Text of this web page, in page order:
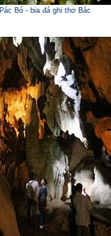
Bó - bia đá ghi thơ Bác